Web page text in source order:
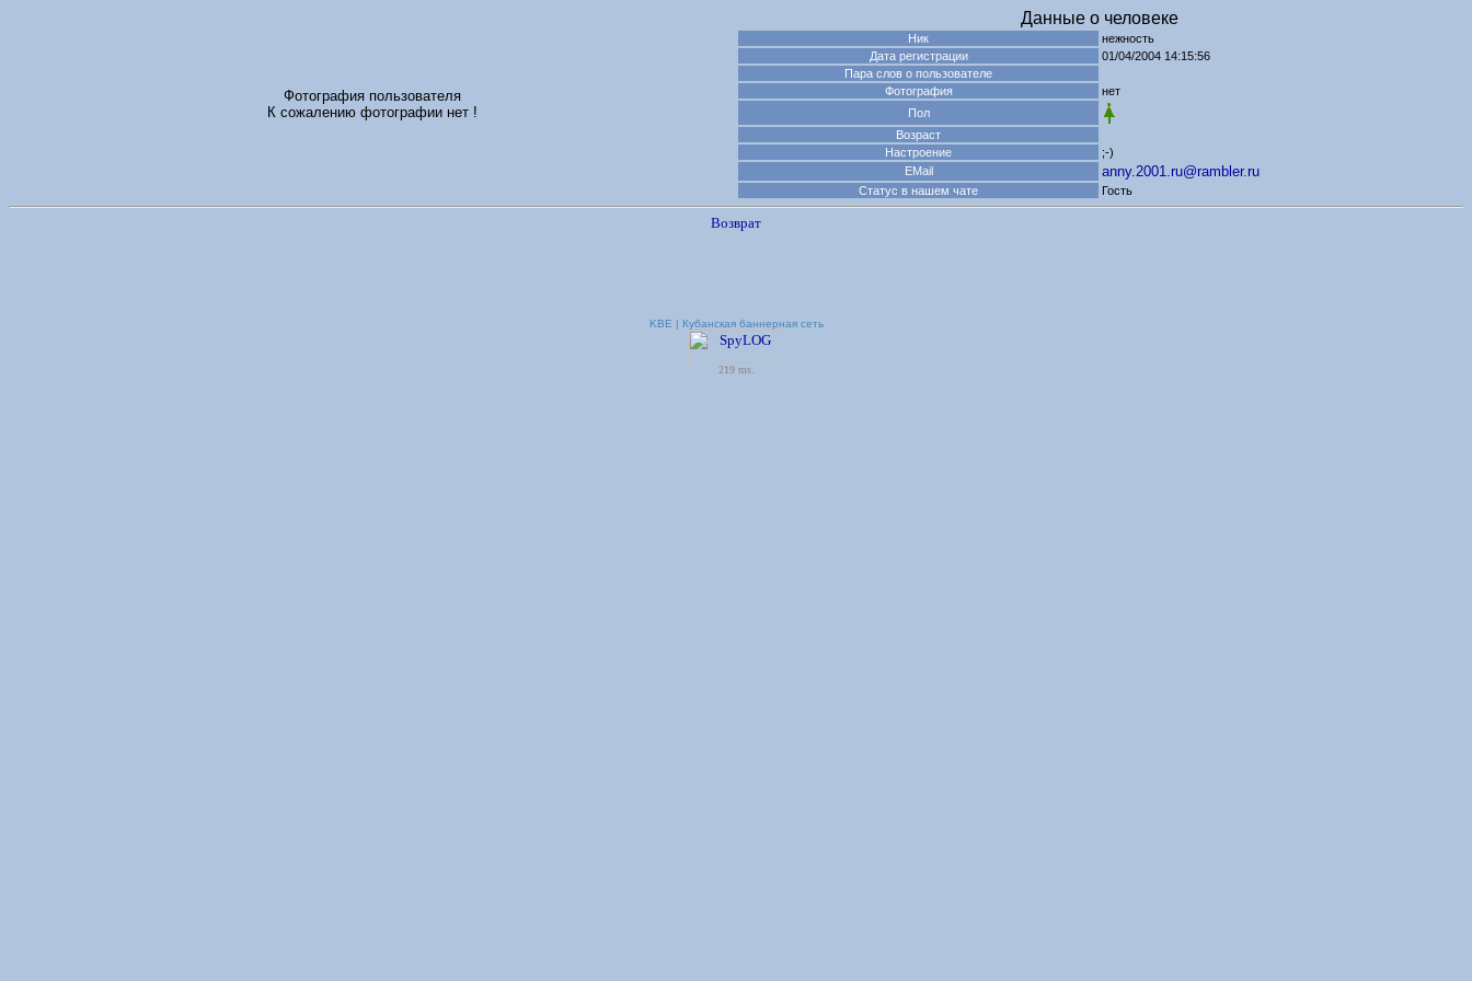
Фотография пользователя
К сожалению фотографии нет !
Данные о человеке
Ник
нежность
Дата регистрации
01/04/2004 14:15:56
Пара слов о пользователе
Фотография
нет
Пол
Возраст
Настроение
;-)
EMail
anny.2001.ru@rambler.ru
Статус в нашем чате Гость
Возврат
KBE | Кубанская баннерная сеть
219 ms.